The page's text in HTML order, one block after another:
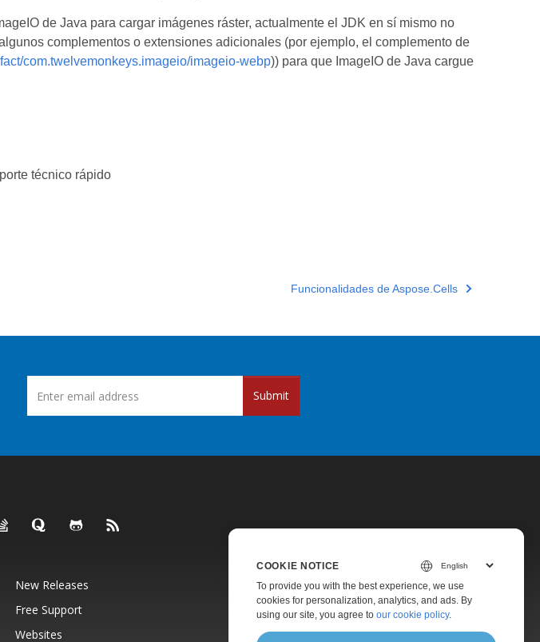
de Java para cargar imágenes ráster, actualmente el JDK en sí mismo no
complementos o extensiones adicionales (por ejemplo, el complemento de
com.twelvemonkeys.imageio/imageio-webp)) para que ImageIO de Java cargue
técnico rápido
Funcionalidades de Aspose.Cells
Submit
New Releases
Pricing
Free Support
Paid Support
Websites About
COOKIE NOTICE
To provide you with the best experience, we use
cookies for personalization, analytics, and ads. By
using our site, you agree to our cookie policy.